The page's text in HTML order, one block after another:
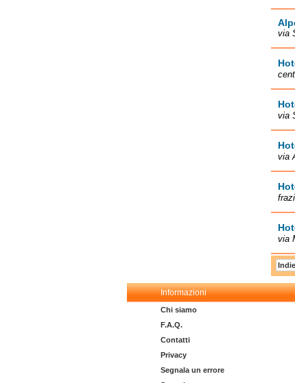
via
via
via
via
Informazioni
Chi siamo
F.A.Q.
Contatti
Privacy
Segnala un errore